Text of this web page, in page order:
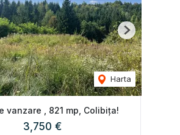
Harta
Next
vanzare , 821 mp, Colibița!
3,750 €